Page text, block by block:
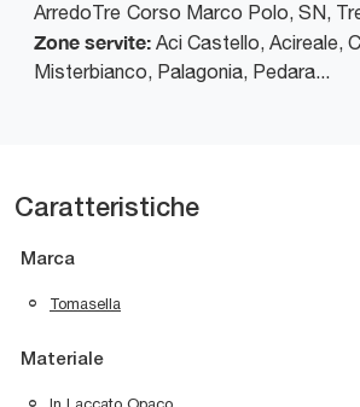
ArredoTre Corso Marco Polo, SN,
Zone servite: Aci Castello, Acireale,
Misterbianco, Palagonia, Pedara...
Caratteristiche
Marca
Tomasella
Materiale